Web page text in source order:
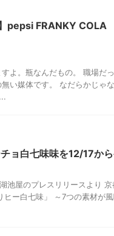
pepsi FRANKY COLA
よ。瓶なんだもの。 職場だ
い媒体です。 なだらかじゃ
ョ白七味味を12/17か
池屋のプレスリリースより 京
ヒー白七味」 ～7つの素材が